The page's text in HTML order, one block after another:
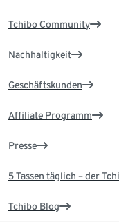
Tchibo Community
Nachhaltigkeit
Geschäftskunden
Affiliate Programm
Presse
5 Tassen täglich – der
Tchibo Blog